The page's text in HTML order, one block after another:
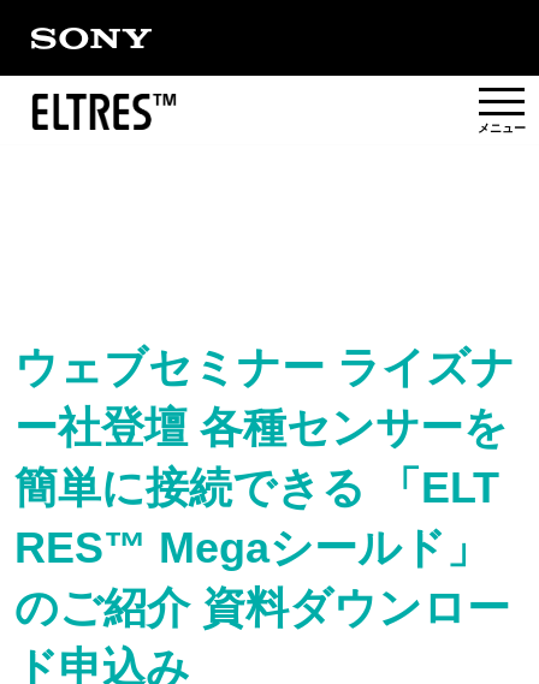
パートナー
対応製品
ブログ
ウェブセミナー ライズナ
ー社登壇 各種センサーを
簡単に接続できる 「ELT
RES™ Megaシールド」
のご紹介 資料ダウンロー
ド申込み